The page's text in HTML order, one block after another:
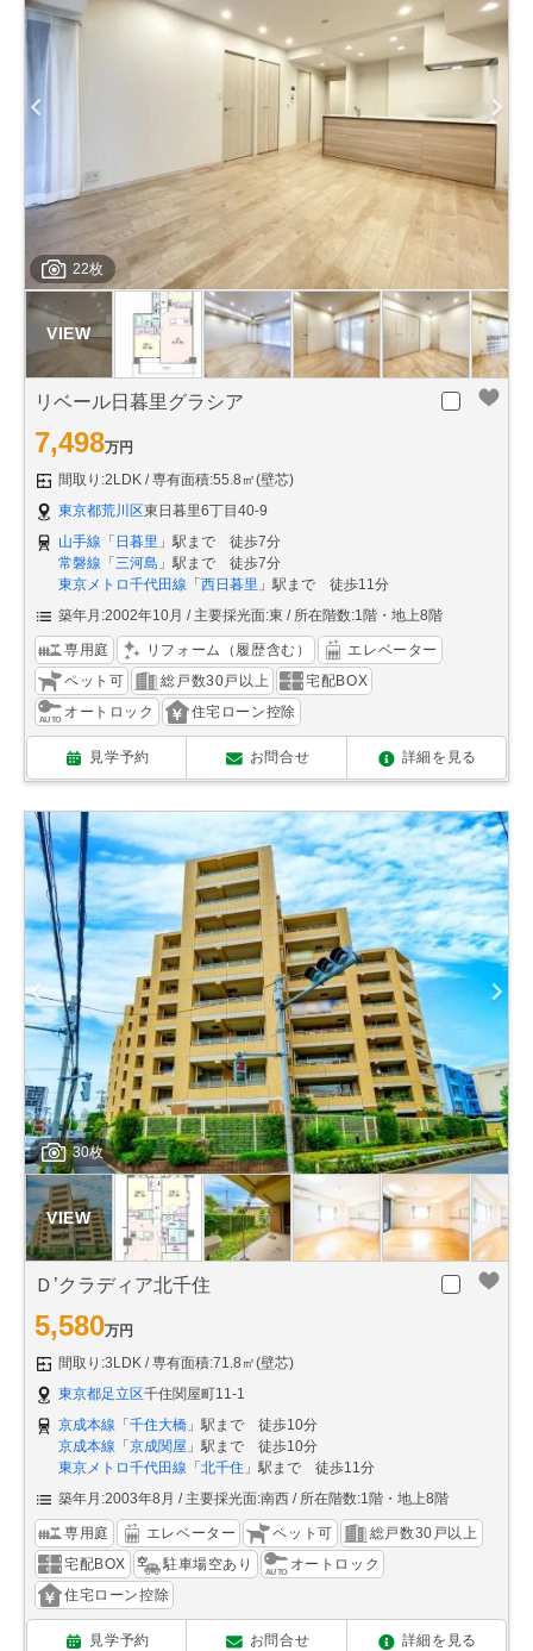
22枚
リベール日暮里グラシア
7,498万円
間取り:2LDK
専有面積:55.8㎡(壁芯)
東京都荒川区東日暮里6丁目40-9
山手線 「 日暮里 」駅まで 徒歩7分
常磐線 「三河島 」駅まで 徒歩7分
東京メトロ千代田線 「西日暮里 」駅まで 徒歩11分
築年月:2002年10月
主要採光面:東 所在階数:1階・地上8階
専用庭 リフォーム（履歴含む）
エレベーター
ペット可
総戸数30戸以上
宅配BOX
オートロック
住宅ローン控除
見学予約 お問合せ 詳細を見る
30枚
Ｄ’クラディア北千住
5,580万円
間取り:3LDK
専有面積:71.8㎡(壁芯)
東京都足立区千住関屋町11-1
京成本線 「 千住大橋 」駅まで 徒歩10分
京成本線 「 京成関屋 」駅まで 徒歩10分
東京メトロ千代田線 「 北千住 」駅まで 徒歩11分
築年月:2003年8月
主要採光面:南西 所在階数:1階・地上8階
専用庭 エレベーター ペット可
総戸数30戸以上
宅配BOX
駐車場空あり
オートロック
住宅ローン控除
見学予約 お問合せ 詳細を見る